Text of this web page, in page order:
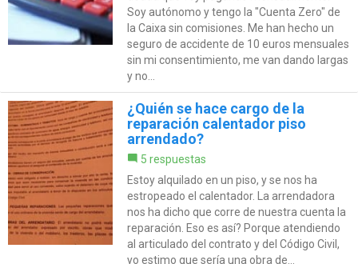
Soy autónomo y tengo la "Cuenta Zero" de
la Caixa sin comisiones. Me han hecho un
seguro de accidente de 10 euros mensuales
sin mi consentimiento, me van dando largas
y no...
¿Quién se hace cargo de la
reparación calentador piso
arrendado?
5 respuestas
Estoy alquilado en un piso, y se nos ha
estropeado el calentador. La arrendadora
nos ha dicho que corre de nuestra cuenta la
reparación. Eso es así? Porque atendiendo
al articulado del contrato y del Código Civil,
yo estimo que sería una obra de...